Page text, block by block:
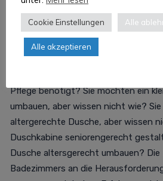
Salzgitter
Sie benötigen eine Beratung zu
Wohnraumanpassung? Es werden
Pflege benötigt? Sie möchten ein
umbauen, aber wissen nicht wie?
altergerechte Dusche, aber wissen
Duschkabine seniorengerecht
Dusche altersgerecht umbauen?
Badezimmers an die
Cookie Einstellungen Alle
Alle akzeptieren